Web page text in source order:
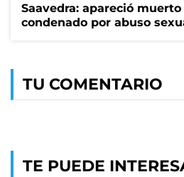
Saavedra: apareció
condenado por abuso
TU COMENTARIO
TE PUEDE